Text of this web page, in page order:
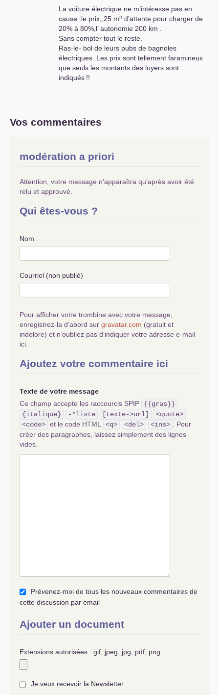
La voiture électrique ne m’intéresse pas en
cause :le prix,,25 mn d’attente pour charger de
20% à 80%,l’ autonomie 200 km .
Sans compter tout le reste.
Ras-le- bol de leurs pubs de bagnoles
électriques .Les prix sont tellement faramineux
que seuls les montants des loyers sont
indiqués !!
Vos commentaires
modération a priori
Attention, votre message n’apparaîtra qu’après avoir été
relu et approuvé.
Qui êtes-vous ?
Nom
Courriel (non publié)
Pour afficher votre trombine avec votre message,
enregistrez-la d’abord sur gravatar.com (gratuit et
indolore) et n’oubliez pas d’indiquer votre adresse e-mail
ici.
Ajoutez votre commentaire ici
Texte de votre message
Ce champ accepte les raccourcis SPIP
{{gras}}
{italique}
-*liste [texte->url]
<quote>
<code> et le code HTML <q> <del> <ins>
. Pour
créer des paragraphes, laissez simplement des lignes
vides.
Prévenez-moi de tous les nouveaux commentaires de
cette discussion par email
Ajouter un document
Extensions autorisées : gif, jpeg, jpg, pdf, png
Je veux recevoir la Newsletter